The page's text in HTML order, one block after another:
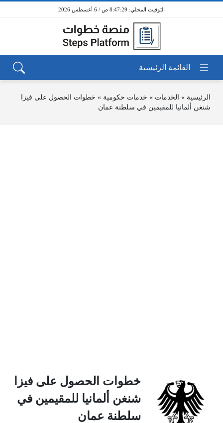
8:47:29 ص / 6 أغسطس 2026
الرئيسية » الخدمات » خدمات حكومية » خطوات الحصول على فيزا
شنغن ألمانيا للمقيمين في سلطنة عمان
خطوات الحصول على فيزا
شنغن ألمانيا للمقيمين في
سلطنة عمان